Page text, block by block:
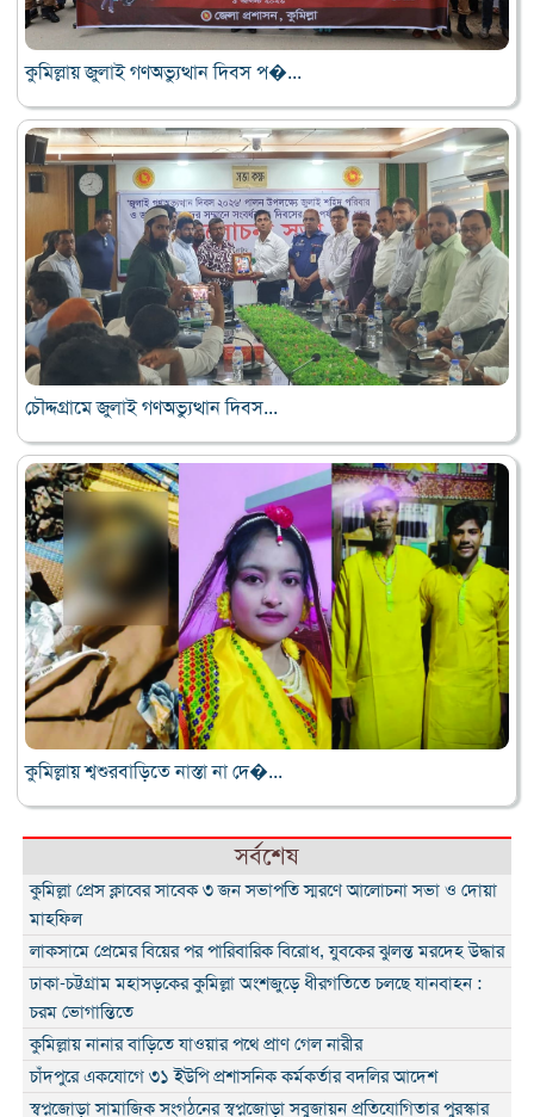
কুমিল্লায় জুলাই গণঅভ্যুত্থান দিবস প�...
চৌদ্দগ্রামে জুলাই গণঅভ্যুত্থান দিবস...
কুমিল্লায় শ্বশুরবাড়িতে নাস্তা না দে�...
সর্বশেষ
কুমিল্লা প্রেস ক্লাবের সাবেক ৩ জন সভাপতি স্মরণে আলোচনা সভা ও দোয়া
মাহফিল
লাকসামে প্রেমের বিয়ের পর পারিবারিক বিরোধ, যুবকের ঝুলন্ত মরদেহ উদ্ধার
ঢাকা-চট্টগ্রাম মহাসড়কের কুমিল্লা অংশজুড়ে ধীরগতিতে চলছে যানবাহন :
চরম ভোগান্তিতে
কুমিল্লায় নানার বাড়িতে যাওয়ার পথে প্রাণ গেল নারীর
চাঁদপুরে একযোগে ৩১ ইউপি প্রশাসনিক কর্মকর্তার বদলির আদেশ
স্বপ্নজোড়া সামাজিক সংগঠনের স্বপ্নজোড়া সবুজায়ন প্রতিযোগিতার পুরস্কার